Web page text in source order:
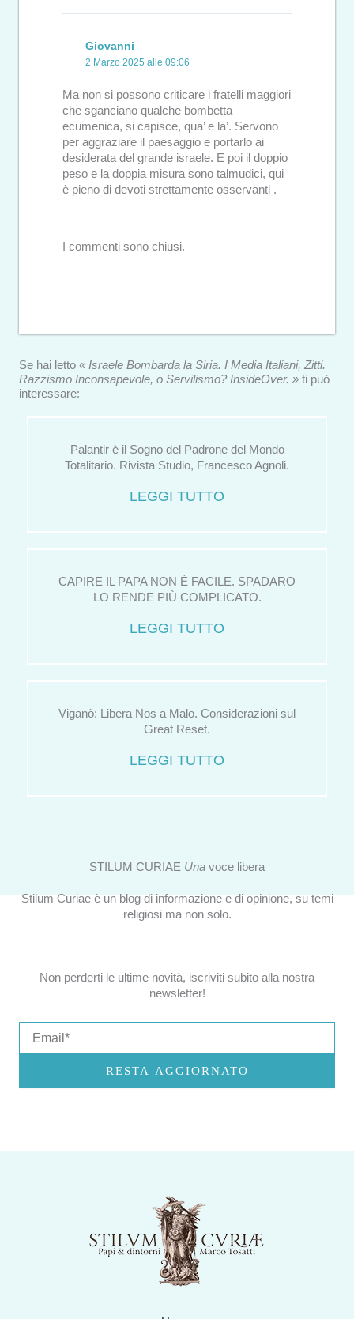
Giovanni
2 Marzo 2025 alle 09:06
Ma non si possono criticare i fratelli maggiori
che sganciano qualche bombetta
ecumenica, si capisce, qua’ e la’. Servono
per aggraziare il paesaggio e portarlo ai
desiderata del grande israele. E poi il doppio
peso e la doppia misura sono talmudici, qui
è pieno di devoti strettamente osservanti .
I commenti sono chiusi.
Se hai letto « Israele Bombarda la Siria. I Media Italiani, Zitti.
Razzismo Inconsapevole, o Servilismo? InsideOver. » ti può
interessare:
Palantir è il Sogno del Padrone del Mondo
Totalitario. Rivista Studio, Francesco Agnoli.
LEGGI TUTTO
CAPIRE IL PAPA NON È FACILE. SPADARO
LO RENDE PIÙ COMPLICATO.
LEGGI TUTTO
Viganò: Libera Nos a Malo. Considerazioni sul
Great Reset.
LEGGI TUTTO
STILUM CURIAE Una voce libera
Stilum Curiae è un blog di informazione e di opinione, su temi
religiosi ma non solo.
Non perderti le ultime novità, iscriviti subito alla nostra
newsletter!
RESTA AGGIORNATO